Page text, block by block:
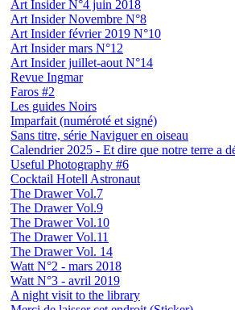
Art Insider N°4 juin 2018
Art Insider Novembre N°8
Art Insider février 2019 N°10
Art Insider mars N°12
Art Insider juillet-aout N°14
Revue Ingmar
Faros #2
Les guides Noirs
Imparfait (numéroté et signé)
Sans titre, série Naviguer en oiseau
Calendrier 2025 - Et dire que notre terre a
Useful Photography #6
Cocktail Hotell Astronaut
The Drawer Vol.7
The Drawer Vol.9
The Drawer Vol.10
The Drawer Vol.11
The Drawer Vol. 14
Watt N°2 - mars 2018
Watt N°3 - avril 2019
A night visit to the library